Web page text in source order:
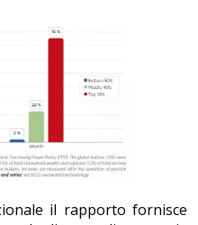
il rapporto fornisce